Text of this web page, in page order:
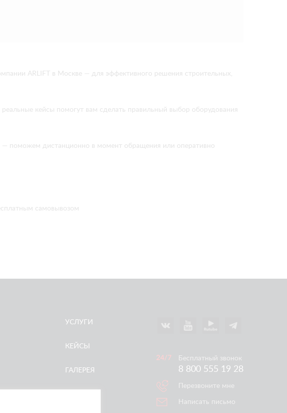
ARLIFT в Москве — для эффективного решения строительных,
кейсы помогут вам сделать правильный выбор оборудования
— поможем дистанционно в момент обращения или оперативно
самовывозом
УСЛУГИ
КЕЙСЫ
ГАЛЕРЕЯ
Бесплатный звонок
8 800 555 19 28
Перезвоните мне
Написать письмо